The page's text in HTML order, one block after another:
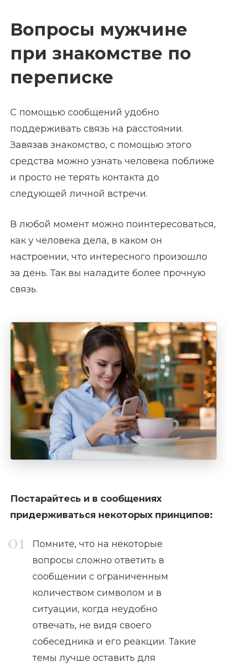
Вопросы мужчине
при знакомстве по
переписке
С помощью сообщений удобно
поддерживать связь на расстоянии.
Завязав знакомство, с помощью этого
средства можно узнать человека поближе
и просто не терять контакта до
следующей личной встречи.
В любой момент можно поинтересоваться,
как у человека дела, в каком он
настроении, что интересного произошло
за день. Так вы наладите более прочную
связь.
Постарайтесь и в сообщениях
придерживаться некоторых принципов:
Помните, что на некоторые
вопросы сложно ответить в
сообщении с ограниченным
количеством символом и в
ситуации, когда неудобно
отвечать, не видя своего
собеседника и его реакции. Такие
темы лучше оставить для